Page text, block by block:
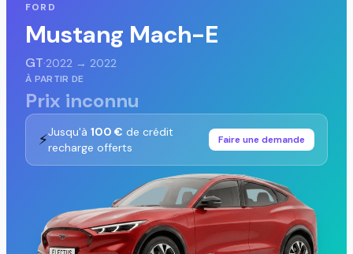
FORD
Mustang Mach-E
GT·2022 → 2022
À PARTIR DE
Prix inconnu
⚡Jusqu'à 100 € de crédit
recharge offerts
Faire une demande